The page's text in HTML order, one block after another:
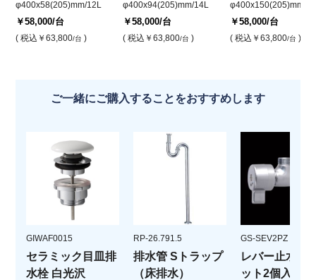
φ400x58(205)mm/12L
￥58,000/台
( 税込 ￥63,800/台 )
φ400x94(205)mm/14L
￥58,000/台
( 税込 ￥63,800/台 )
φ400x150(205)mm/
￥58,000/台
( 税込 ￥63,800/台 )
ご一緒にご購入することをおすすめします
GIWAF0015
セラミック目皿排
水栓 白光沢
RP-26.791.5
排水管 Sトラップ
（床排水）
GS-SEV2PZ
レバー止水栓
ット2個入)